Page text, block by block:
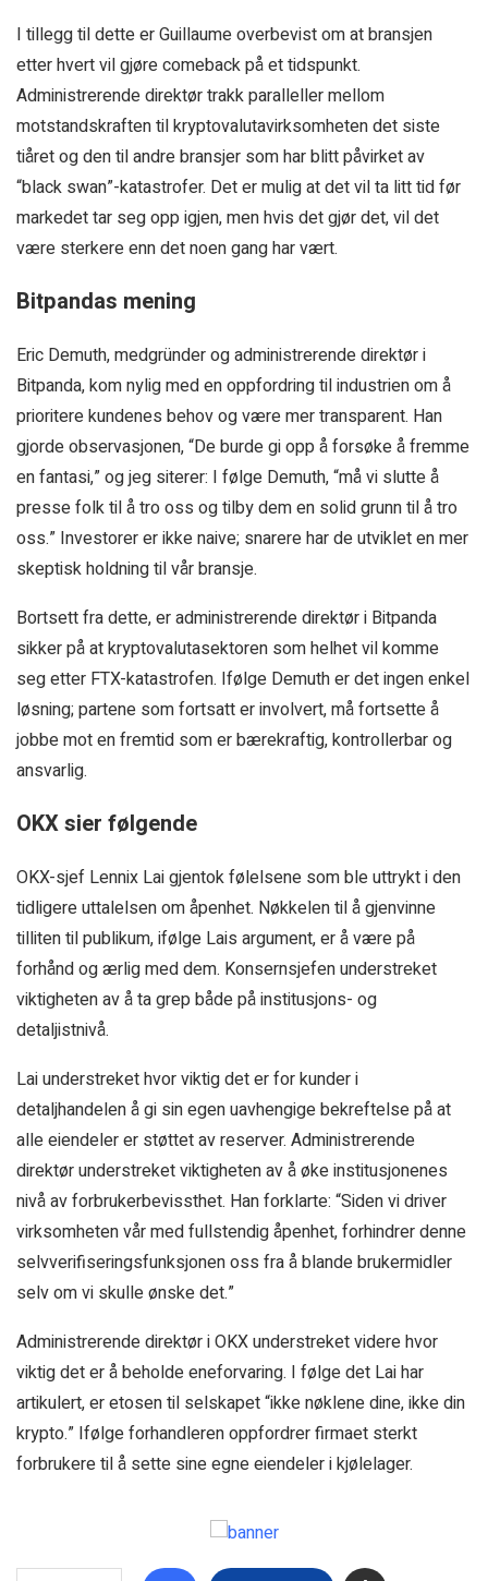
I tillegg til dette er Guillaume overbevist om at bransjen
etter hvert vil gjøre comeback på et tidspunkt.
Administrerende direktør trakk paralleller mellom
motstandskraften til kryptovalutavirksomheten det siste
tiåret og den til andre bransjer som har blitt påvirket av
“black swan”-katastrofer. Det er mulig at det vil ta litt tid før
markedet tar seg opp igjen, men hvis det gjør det, vil det
være sterkere enn det noen gang har vært.
Bitpandas mening
Eric Demuth, medgründer og administrerende direktør i
Bitpanda, kom nylig med en oppfordring til industrien om å
prioritere kundenes behov og være mer transparent. Han
gjorde observasjonen, “De burde gi opp å forsøke å fremme
en fantasi,” og jeg siterer: I følge Demuth, “må vi slutte å
presse folk til å tro oss og tilby dem en solid grunn til å tro
oss.” Investorer er ikke naive; snarere har de utviklet en mer
skeptisk holdning til vår bransje.
Bortsett fra dette, er administrerende direktør i Bitpanda
sikker på at kryptovalutasektoren som helhet vil komme
seg etter FTX-katastrofen. Ifølge Demuth er det ingen enkel
løsning; partene som fortsatt er involvert, må fortsette å
jobbe mot en fremtid som er bærekraftig, kontrollerbar og
ansvarlig.
OKX sier følgende
OKX-sjef Lennix Lai gjentok følelsene som ble uttrykt i den
tidligere uttalelsen om åpenhet. Nøkkelen til å gjenvinne
tilliten til publikum, ifølge Lais argument, er å være på
forhånd og ærlig med dem. Konsernsjefen understreket
viktigheten av å ta grep både på institusjons- og
detaljistnivå.
Lai understreket hvor viktig det er for kunder i
detaljhandelen å gi sin egen uavhengige bekreftelse på at
alle eiendeler er støttet av reserver. Administrerende
direktør understreket viktigheten av å øke institusjonenes
nivå av forbrukerbevissthet. Han forklarte: “Siden vi driver
virksomheten vår med fullstendig åpenhet, forhindrer denne
selvverifiseringsfunksjonen oss fra å blande brukermidler
selv om vi skulle ønske det.”
Administrerende direktør i OKX understreket videre hvor
viktig det er å beholde eneforvaring. I følge det Lai har
artikulert, er etosen til selskapet “ikke nøklene dine, ikke din
krypto.” Ifølge forhandleren oppfordrer firmaet sterkt
forbrukere til å sette sine egne eiendeler i kjølelager.